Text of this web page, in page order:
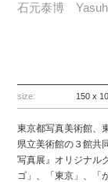
石元泰博
size: 150 x
東京都写真美術館、
県立美術館の３館共
写真展』オリジナル
ゴ」、「東京」、「